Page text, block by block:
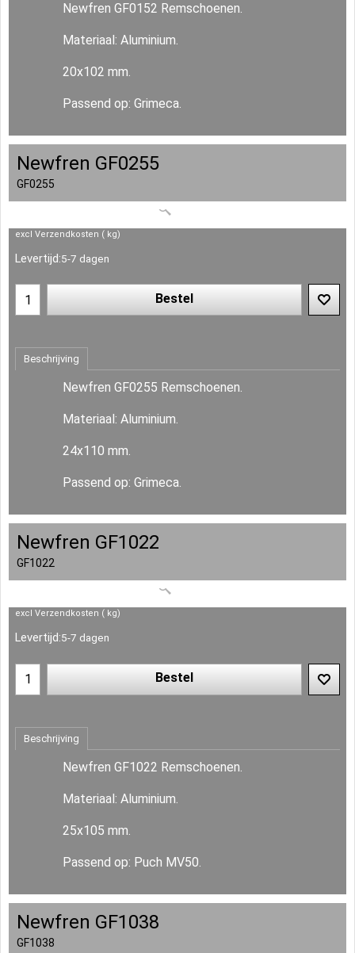
Newfren GF0152 Remschoenen.
Materiaal: Aluminium.
20x102 mm.
Passend op: Grimeca.
Newfren GF0255
GF0255
excl Verzendkosten kg
Levertijd:5-7 dagen
Bestel
Beschrijving
Newfren GF0255 Remschoenen.
Materiaal: Aluminium.
24x110 mm.
Passend op: Grimeca.
Newfren GF1022
GF1022
excl Verzendkosten kg
Levertijd:5-7 dagen
Bestel
Beschrijving
Newfren GF1022 Remschoenen.
Materiaal: Aluminium.
25x105 mm.
Passend op: Puch MV50.
Newfren GF1038
GF1038